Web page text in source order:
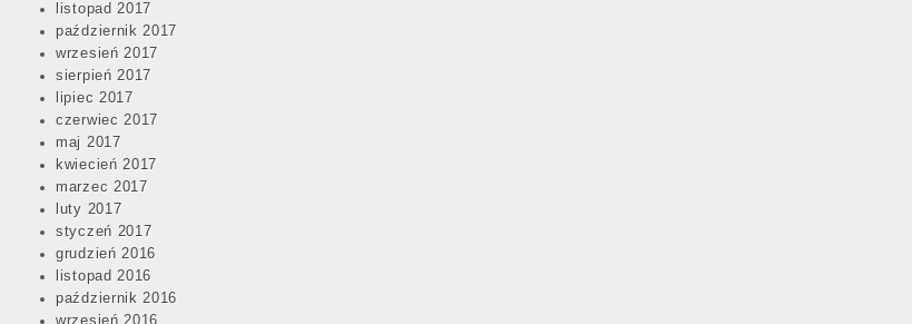
listopad 2017
październik 2017
wrzesień 2017
sierpień 2017
lipiec 2017
czerwiec 2017
maj 2017
kwiecień 2017
marzec 2017
luty 2017
styczeń 2017
grudzień 2016
listopad 2016
październik 2016
wrzesień 2016